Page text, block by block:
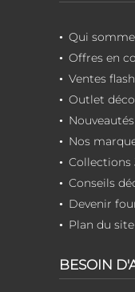
Qui
Offres en
Ventes flash
Outlet déco
Nouveautés
Nos
Collections
Conseils
Devenir
Plan du site
BESOIN